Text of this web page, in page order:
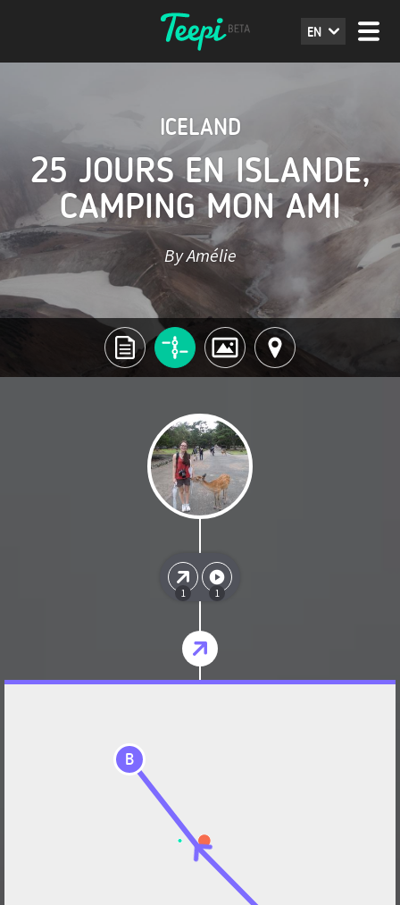
EN
ICELAND
25 JOURS EN ISLANDE,
CAMPING MON AMI
By Amélie
1 1
B